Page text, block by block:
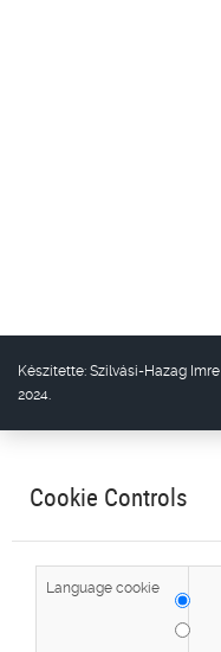
Készítette: Szilvási-Hazag Imre
2024.
Cookie Controls
Language cookie